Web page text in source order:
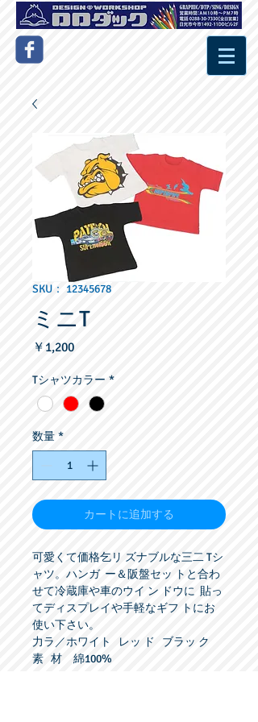
SKU： 12345678
ミニT
￥1,200価
Tシャツカラー *
数量 *
カートに追加する
可愛くて価格乞リ ズナブルな三二 Tシ
ャツ。ハンガ  ー＆阪盤セッ トと合わ
せて冷蔵庫や車のウイ ン ドウに  貼っ
てディスプレイや手軽なギフ トにお
使い下さい。
力ラ／ホワイト   レッ ド   ブラッ ク
素   材　綿100%